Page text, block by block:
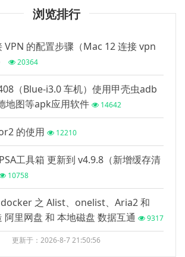
浏览排行
VPN 的配置步骤（Mac 12 连接 vpn
20364
（Blue-i3.0 车机）使用甲壳虫adb
地图等apk应用软件
14642
的使用 12210
工具箱 更新到 v4.9.8（新增缓存清
10758
之 Alist、onelist、Aria2 和
阿里网盘 和 本地磁盘 数据互通
9317
更新于：2026-8-7 21:50:56